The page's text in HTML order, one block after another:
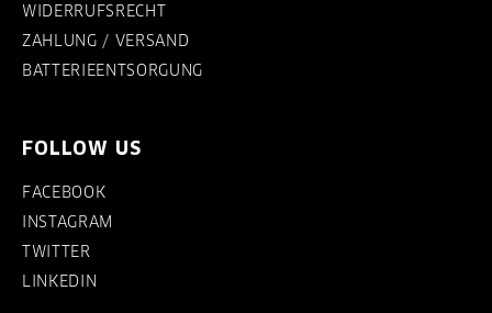
WIDERRUFSRECHT
ZAHLUNG / VERSAND
BATTERIEENTSORGUNG
FOLLOW US
FACEBOOK
INSTAGRAM
TWITTER
LINKEDIN